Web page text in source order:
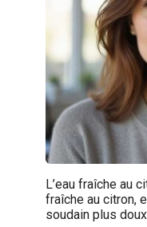
L’eau fraîche au
fraîche au citron,
soudain plus